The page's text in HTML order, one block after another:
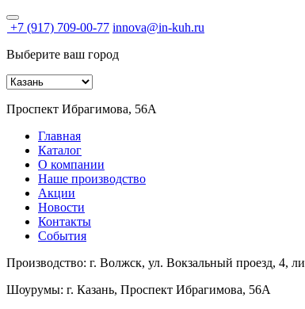
+7 (917) 709-00-77 innova@in-kuh.ru
Выберите ваш город
Проспект Ибрагимова, 56А
Главная
Каталог
О компании
Наше производство
Акции
Новости
Контакты
События
Производство: г. Волжск, ул. Вокзальный проезд, 4,
Шоурумы: г. Казань, Проспект Ибрагимова, 56А